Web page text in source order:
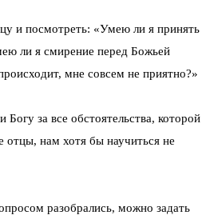
и посмотреть: «Умею ли я принять
ли я смирение перед Божьей
мне совсем не приятно?»
Богу за все обстоятельства, которой
отцы, нам хотя бы научиться не
разобрались, можно задать